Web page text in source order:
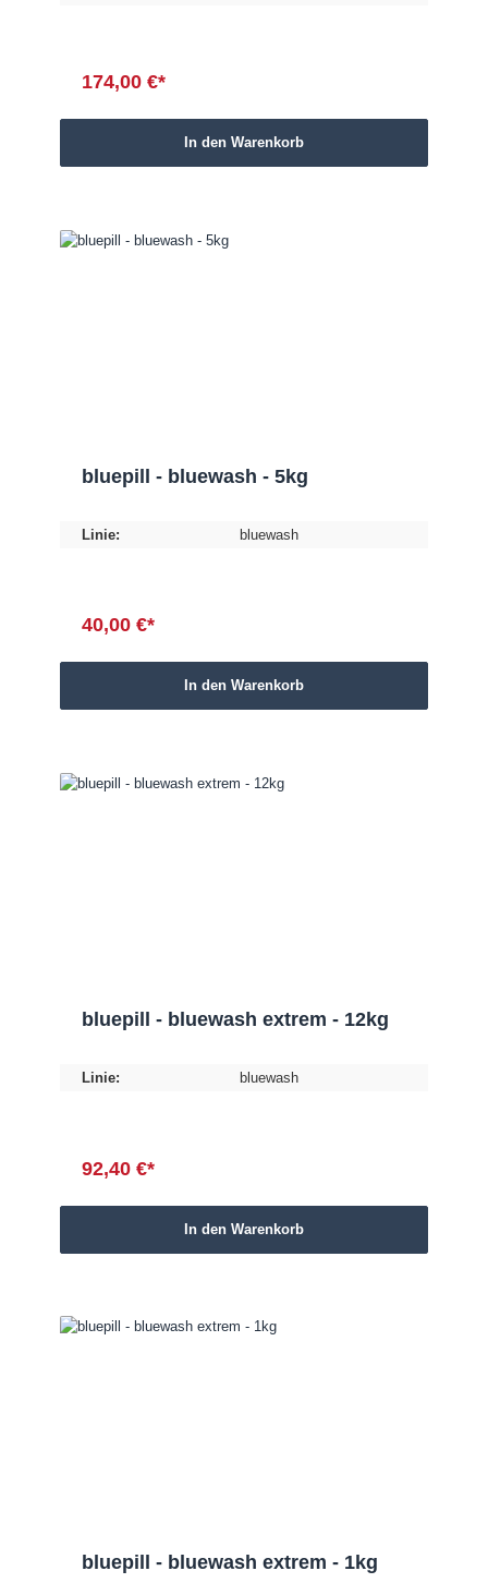
174,00 €*
In den Warenkorb
bluepill - bluewash - 5kg
Linie: bluewash
40,00 €*
In den Warenkorb
bluepill - bluewash extrem - 12kg
Linie: bluewash
92,40 €*
In den Warenkorb
bluepill - bluewash extrem - 1kg